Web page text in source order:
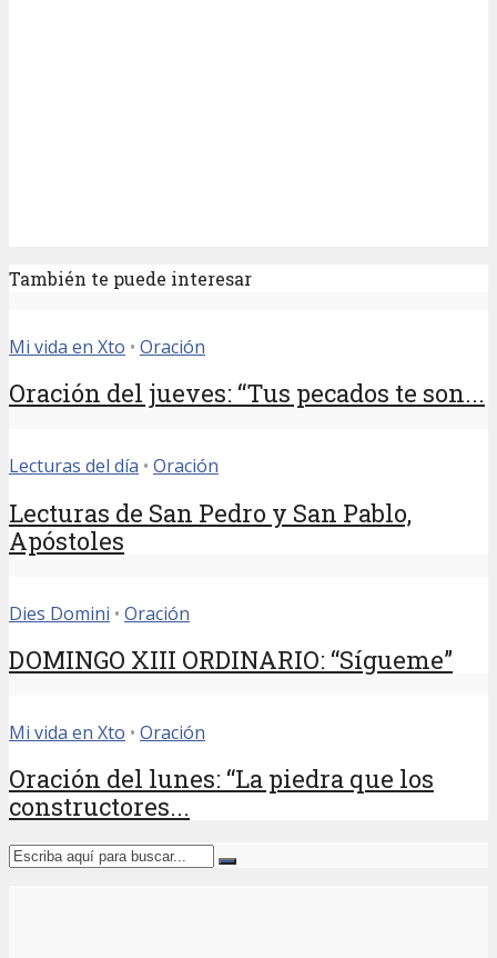
También te puede interesar
Mi vida en Xto • Oración
Oración del jueves: “Tus pecados te son...
Lecturas del día • Oración
Lecturas de San Pedro y San Pablo,
Apóstoles
Dies Domini • Oración
DOMINGO XIII ORDINARIO: “Sígueme”
Mi vida en Xto • Oración
Oración del lunes: “La piedra que los
constructores...